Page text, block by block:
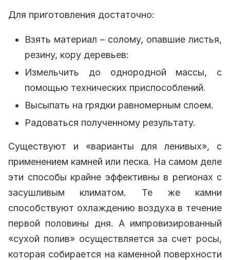
Для приготовления достаточно:
Взять материал – солому, опавшие листья,
резину, кору деревьев:
Измельчить до однородной массы, с
помощью технических приспособлений.
Высыпать на грядки равномерным слоем.
Радоваться полученному результату.
Существуют и «варианты для ленивых», с
применением камней или песка. На самом деле
эти способы крайне эффективны в регионах с
засушливым климатом. Те же камни
способствуют охлаждению воздуха в течение
первой половины дня. А импровизированный
«сухой полив» осуществляется за счет росы,
которая собирается на каменной поверхности